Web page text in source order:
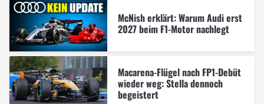
McNish erklärt: Warum Audi erst
2027 beim F1-Motor nachlegt
Macarena-Flügel nach FP1-Debüt
wieder weg: Stella dennoch
begeistert